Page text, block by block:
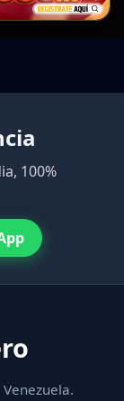
100%